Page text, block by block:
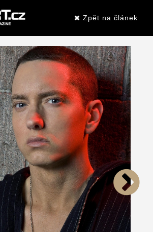
Zpět na článek